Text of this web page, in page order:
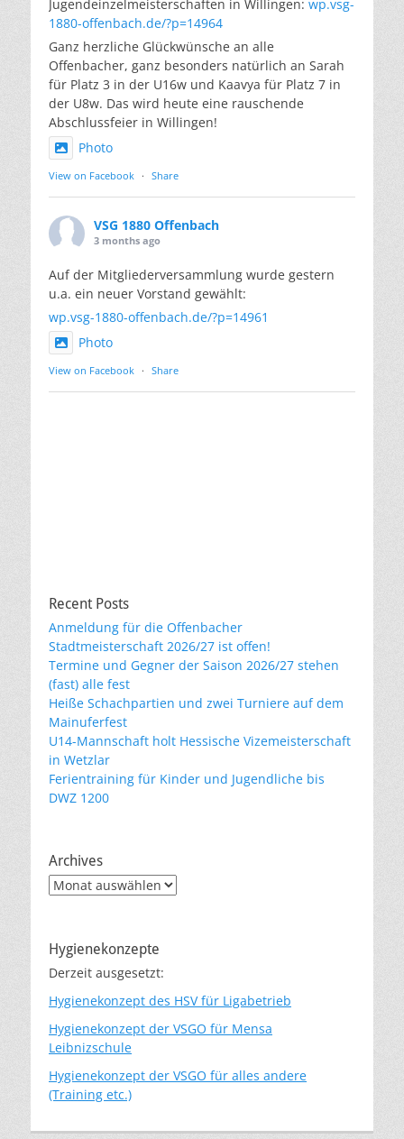
Jugendeinzelmeisterschaften in Willingen: wp.vsg-
1880-offenbach.de/?p=14964
Ganz herzliche Glückwünsche an alle
Offenbacher, ganz besonders natürlich an Sarah
für Platz 3 in der U16w und Kaavya für Platz 7 in
der U8w. Das wird heute eine rauschende
Abschlussfeier in Willingen!
Photo
View on Facebook · Share
VSG 1880 Offenbach
3 months ago
Auf der Mitgliederversammlung wurde gestern
u.a. ein neuer Vorstand gewählt:
wp.vsg-1880-offenbach.de/?p=14961
Photo
View on Facebook · Share
Recent Posts
Anmeldung für die Offenbacher
Stadtmeisterschaft 2026/27 ist offen!
Termine und Gegner der Saison 2026/27 stehen
(fast) alle fest
Heiße Schachpartien und zwei Turniere auf dem
Mainuferfest
U14-Mannschaft holt Hessische Vizemeisterschaft
in Wetzlar
Ferientraining für Kinder und Jugendliche bis
DWZ 1200
Archives
Archives
Hygienekonzepte
Derzeit ausgesetzt:
Hygienekonzept des HSV für Ligabetrieb
Hygienekonzept der VSGO für Mensa
Leibnizschule
Hygienekonzept der VSGO für alles andere
(Training etc.)